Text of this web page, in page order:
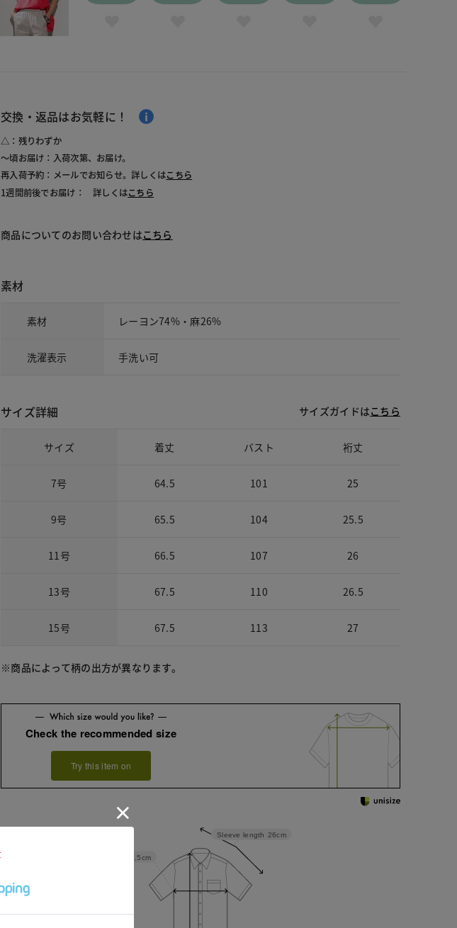
交換・返品はお気軽に！
△：残りわずか
～頃お届け：入荷次第、お届け。
再入荷予約：メールでお知らせ。詳しくはこちら
1週間前後でお届け： 詳しくはこちら
商品についてのお問い合わせはこちら
素材
素材 レーヨン74%・麻26%
洗濯表示 手洗い可
サイズ詳細 サイズガイドはこちら
サイズ 着丈 バスト 裄丈
7号 64.5 101 25
9号 65.5 104 25.5
11号 66.5 107 26
13号 67.5 110 26.5
15号 67.5 113 27
※商品によって柄の出方が異なります。
Check the recommended size
Try this item on
Sleeve length 26cm
53.5cm